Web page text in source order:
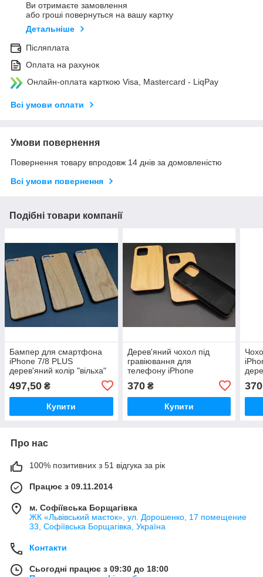
Ви отримаєте замовлення
або гроші повернуться на вашу картку
Детальніше
Післяплата
Оплата на рахунок
Онлайн-оплата карткою Visa, Mastercard - LiqPay
Всі умови оплати
Умови повернення
Повернення товару впродовж 14 днів за домовленістю
Всі умови повернення
Подібні товари компанії
Бампер для смартфона
iPhone 7/8 PLUS
дерев'яний колір "вільха"
під гравіювання / Бампер
для смартфона iPhone 7/8
PLUS дерев'яний
497,50 ₴
Купити
Дерев'яний чохол під
гравіювання для
телефону iPhone
12/12PRO колір "вільха" /
Дерев'яний чохол під
гравіювання для
телефону
370₴
Купити
для
370
Про нас
100% позитивних з 51 відгука за рік
Працює з 09.11.2014
м. Софіївська Борщагівка
ЖК «Львівський маєток», ул. Дорошенко, 17 помещение
33, Софіївська Борщагівка, Україна
Контакти
Сьогодні працює з 09:30 до 18:00